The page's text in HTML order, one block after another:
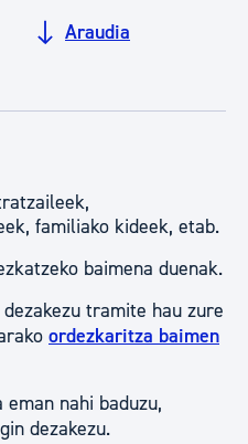
Araudia
familiako kideek, etab.
baimena duenak.
tramite hau zure
ordezkaritza baimen
nahi baduzu,
dezakezu.